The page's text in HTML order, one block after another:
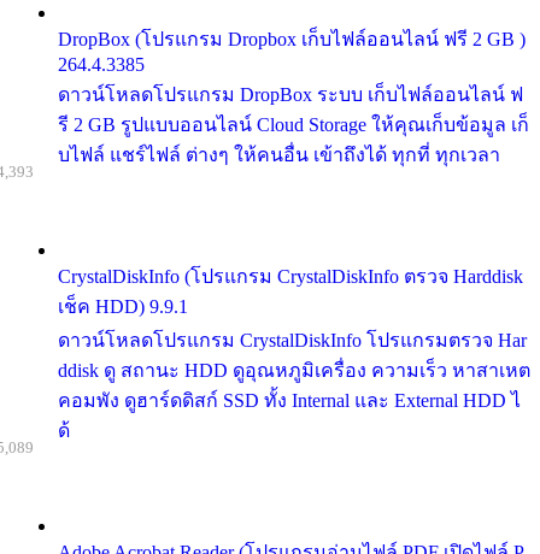
DropBox (โปรแกรม Dropbox เก็บไฟล์ออนไลน์ ฟรี 2 GB )
264.4.3385
ดาวน์โหลดโปรแกรม DropBox ระบบ เก็บไฟล์ออนไลน์ ฟ
รี 2 GB รูปแบบออนไลน์ Cloud Storage ให้คุณเก็บข้อมูล เก็
บไฟล์ แชร์ไฟล์ ต่างๆ ให้คนอื่น เข้าถึงได้ ทุกที่ ทุกเวลา
CrystalDiskInfo (โปรแกรม CrystalDiskInfo ตรวจ Harddisk
เช็ค HDD) 9.9.1
ดาวน์โหลดโปรแกรม CrystalDiskInfo โปรแกรมตรวจ Har
ddisk ดู สถานะ HDD ดูอุณหภูมิเครื่อง ความเร็ว หาสาเหต
คอมพัง ดูฮาร์ดดิสก์ SSD ทั้ง Internal และ External HDD ไ
ด้